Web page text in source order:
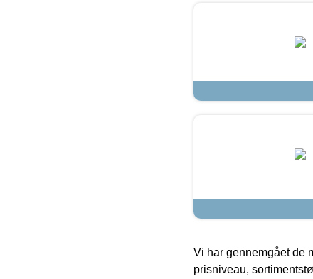
Vi har gennemgået de
prisniveau,